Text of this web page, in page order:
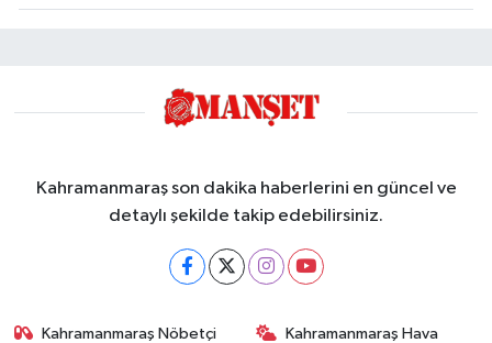
Kahramanmaraş son dakika haberlerini en güncel ve
detaylı şekilde takip edebilirsiniz.
Kahramanmaraş Nöbetçi
Kahramanmaraş Hava